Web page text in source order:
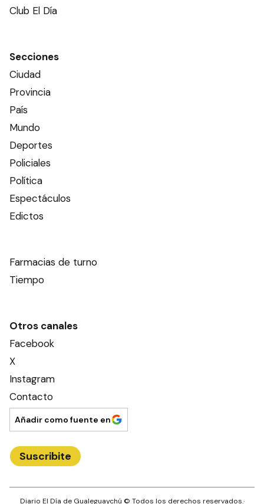
Club El Día
Secciones
Ciudad
Provincia
País
Mundo
Deportes
Policiales
Política
Espectáculos
Edictos
Farmacias de turno
Tiempo
Otros canales
Facebook
X
Instagram
Contacto
Añadir como fuente en
Suscribite
Diario El Día de Gualeguaychú © Todos los derechos reservados.·